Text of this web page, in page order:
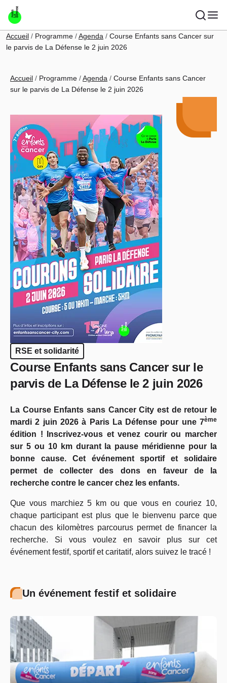
Aller au contenu principal
Fil d'Ariane
Accueil Programme Agenda
Course Enfants sans Cancer sur
le parvis de La Défense le 2 juin 2026
Fil d'Ariane
Accueil Programme Agenda
Course Enfants sans Cancer
sur le parvis de La Défense le 2 juin 2026
RSE et solidarité
Course Enfants sans Cancer sur le
parvis de La Défense le 2 juin 2026
La Course Enfants sans Cancer City est de retour le
mardi 2 juin 2026 à Paris La Défense pour une 7ème
édition ! Inscrivez-vous et venez courir ou marcher
sur 5 ou 10 km durant la pause méridienne pour la
bonne cause. Cet événement sportif et solidaire
permet de collecter des dons en faveur de la
recherche contre le cancer chez les enfants.
Que vous marchiez 5 km ou que vous en couriez 10,
chaque participant est plus que le bienvenu parce que
chacun des kilomètres parcourus permet de financer la
recherche. Si vous voulez en savoir plus sur cet
événement festif, sportif et caritatif, alors suivez le tracé !
Un événement festif et solidaire